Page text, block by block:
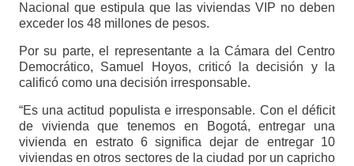
Nacional que estipula que las viviendas VIP no deben
exceder los 48 millones de pesos.
Por su parte, el representante a la Cámara del Centro
Democrático, Samuel Hoyos, criticó la decisión y la
calificó como una decisión irresponsable.
“Es una actitud populista e irresponsable. Con el déficit
de vivienda que tenemos en Bogotá, entregar una
vivienda en estrato 6 significa dejar de entregar 10
viviendas en otros sectores de la ciudad por un capricho